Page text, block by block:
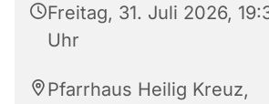
Freitag, 31. Juli 2026,
Uhr
Pfarrhaus Heilig Kreuz,